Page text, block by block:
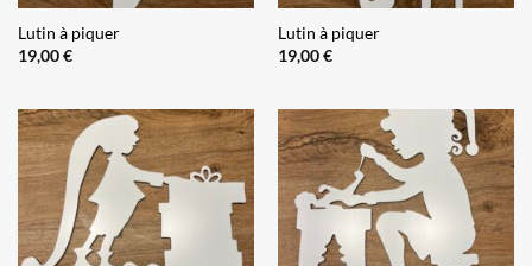
Lutin à piquer
19,00€
Lutin à piquer
19,00€